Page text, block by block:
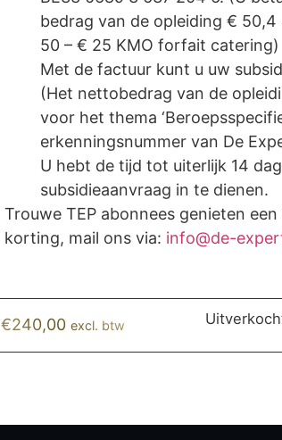
bedrag van de opleiding €
50 – € 25 KMO forfait catering)
Met de factuur kunt u uw
(Het nettobedrag van de
voor het thema
erkenningsnummer van De
U hebt de tijd tot uiterlijk 14
subsidieaanvraag in te dienen.
Trouwe TEP abonnees genieten
korting, mail ons via: info@de-
€240,00 excl. btw